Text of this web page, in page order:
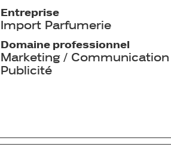
Entreprise
Import Parfumerie
Domaine professionnel
Marketing /
Publicité